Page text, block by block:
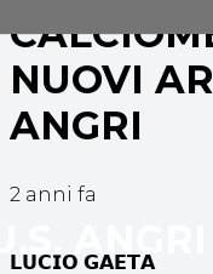
NUOVI
ANGRI
2 anni fa
𝗟𝗨𝗖𝗜𝗢 𝗚𝗔𝗘𝗧𝗔